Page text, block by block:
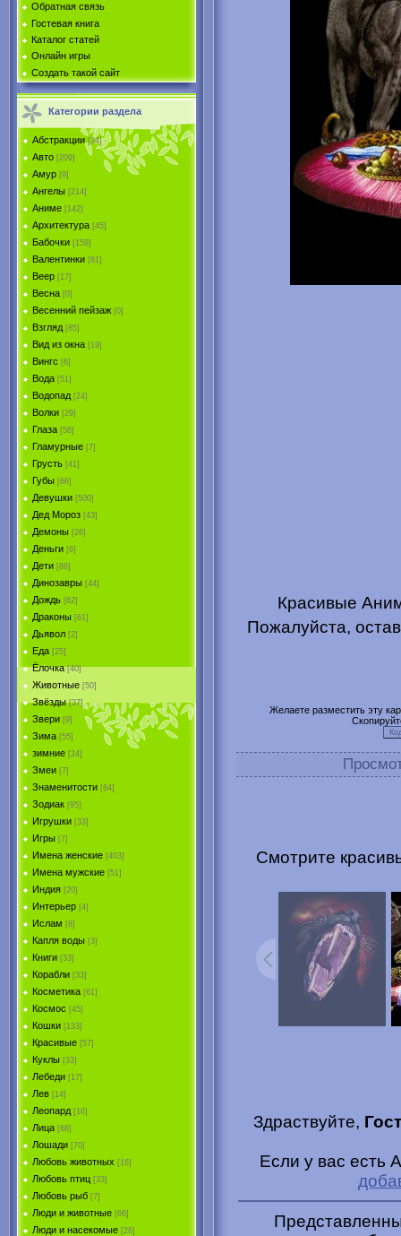
Обратная связь
Гостевая книга
Каталог статей
Онлайн игры
Создать такой сайт
Категории раздела
Абстракции [34]
Авто [209]
Амур [9]
Ангелы [214]
Аниме [142]
Архитектура [45]
Бабочки [159]
Валентинки [81]
Веер [17]
Весна [0]
Весенний пейзаж [0]
Взгляд [85]
Вид из окна [19]
Вингс [6]
Вода [51]
Водопад [24]
Волки [29]
Глаза [58]
Гламурные [7]
Грусть [41]
Губы [66]
Девушки [500]
Дед Мороз [43]
Демоны [26]
Деньги [6]
Дети [88]
Динозавры [44]
Дождь [62]
Драконы [61]
Дьявол [2]
Еда [25]
Ёлочка [40]
Животные [50]
Звёзды [37]
Звери [9]
Зима [55]
зимние [24]
Змеи [7]
Знаменитости [64]
Зодиак [95]
Игрушки [33]
Игры [7]
Имена женские [403]
Имена мужские [51]
Индия [20]
Интерьер [4]
Ислам [8]
Капля воды [3]
Книги [33]
Корабли [33]
Косметика [61]
Космос [45]
Кошки [133]
Красивые [57]
Куклы [33]
Лебеди [17]
Лев [14]
Леопард [16]
Лица [68]
Лошади [70]
Любовь животных [16]
Любовь птиц [33]
Любовь рыб [7]
Люди и животные [66]
Люди и насекомые [28]
Красивые
Пожалуйста,
Желаете разместить эту
Смотрите
Здраствуйте,
Если у вас есть